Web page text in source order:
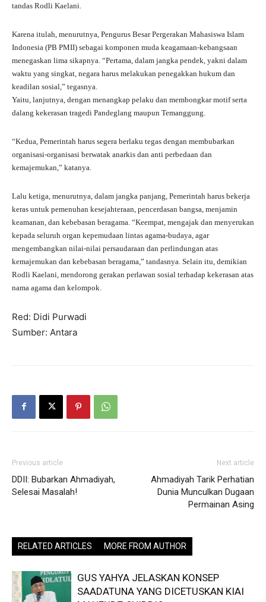
tandas Rodli Kaelani.
Karena itulah, menurutnya, Pengurus Besar Pergerakan Mahasiswa Islam
Indonesia (PB PMII) sebagai komponen muda keagamaan-kebangsaan
menegaskan lima sikapnya. “Pertama, dalam jangka pendek, yakni dalam
waktu yang singkat, negara harus melakukan penegakkan hukum dan
keadilan sosial,” tegasnya.
Yaitu, lanjutnya, dengan menangkap pelaku dan membongkar motif serta
dalang kekerasan tragedi Pandeglang maupun Temanggung.
“Kedua, Pemerintah harus segera berlaku tegas dengan membubarkan
organisasi-organisasi berwatak anarkis dan anti perbedaan dan
kemajemukan,” katanya.
Lalu ketiga, menurutnya, dalam jangka panjang, Pemerintah harus bekerja
keras untuk pemenuhan kesejahteraan, pencerdasan bangsa, menjamin
keamanan, dan kebebasan beragama. “Keempat, mengajak dan menyerukan
kepada seluruh organ kepemudaan lintas agama-budaya, agar
mengembangkan nilai-nilai persaudaraan dan perlindungan atas
kemajemukan dan kebebasan beragama,” tandasnya. Selain itu, demikian
Rodli Kaelani, mendorong gerakan perlawan sosial terhadap kekerasan atas
nama agama dan kelompok.
Red: Didi Purwadi
Sumber: Antara
Previous article
DDII: Bubarkan Ahmadiyah,
Selesai Masalah!
Next article
Ahmadiyah Tarik Perhatian
Dunia Munculkan Dugaan
Permainan Asing
RELATED ARTICLES MORE FROM AUTHOR
GUS YAHYA JELASKAN KONSEP
SAADATUNA YANG DICETUSKAN KIAI